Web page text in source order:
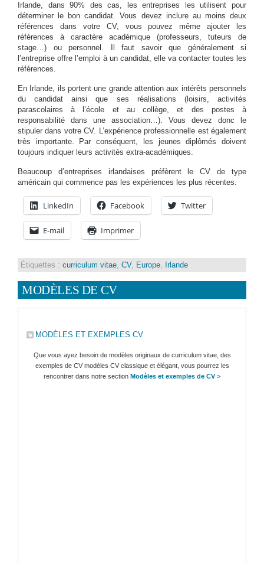
Irlande, dans 90% des cas, les entreprises les utilisent pour
déterminer le bon candidat. Vous devez inclure au moins deux
références dans votre CV, vous pouvez même ajouter les
références à caractère académique (professeurs, tuteurs de
stage…) ou personnel. Il faut savoir que généralement si
l’entreprise offre l’emploi à un candidat, elle va contacter toutes les
références.
En Irlande, ils portent une grande attention aux intérêts personnels
du candidat ainsi que ses réalisations (loisirs, activités
parascolaires à l’école et au collège, et des postes à
responsabilité dans une association…). Vous devez donc le
stipuler dans votre CV. L’expérience professionnelle est également
très importante. Par conséquent, les jeunes diplômés doivent
toujours indiquer leurs activités extra-académiques.
Beaucoup d’entreprises irlandaises préfèrent le CV de type
américain qui commence pas les expériences les plus récentes.
LinkedIn Facebook Twitter
E-mail Imprimer
Étiquettes : curriculum vitae, CV, Europe, Irlande
MODÈLES DE CV
MODÈLES ET EXEMPLES CV
Que vous ayez besoin de modèles originaux de curriculum vitae, des
exemples de CV modèles CV classique et élégant, vous pourrez les
rencontrer dans notre section Modèles et exemples de CV >